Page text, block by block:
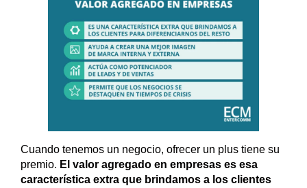
Cuando tenemos un negocio, ofrecer un plus tiene su
premio. El valor agregado en empresas es esa
característica extra que brindamos a los clientes